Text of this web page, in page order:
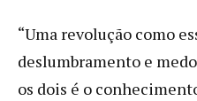
“Uma revolução como
deslumbramento e
os dois é o